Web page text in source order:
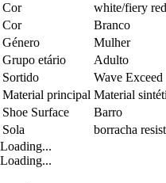
Cor
white/fiery
Cor
Branco
Género
Mulher
Grupo etário
Adulto
Sortido
Wave Exceed
Material principal Material
Shoe Surface
Barro
Sola
borracha
Loading...
Loading...